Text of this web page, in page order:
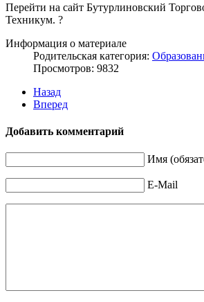
Перейти на сайт Бутурлиновский
Техникум. ?
Информация о материале
Родительская категория:
Просмотров: 9832
Назад
Вперед
Добавить комментарий
Имя
E-Mail